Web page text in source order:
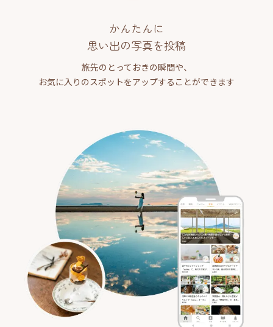
かんたんに
思い出の写真を投稿
旅先のとっておきの瞬間や、
お気に入りのスポットをアップすることができます